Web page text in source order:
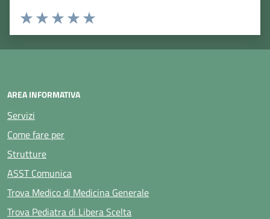
Rating:
Valuta 5 stelle su 5
Valuta 4 stelle su 5
Valuta 3 stelle su 5
Valuta 2 stelle su 5
Valuta 1 stelle su 5
AREA INFORMATIVA
Servizi
Come fare per
Strutture
ASST Comunica
Trova Medico di Medicina Generale
Trova Pediatra di Libera Scelta